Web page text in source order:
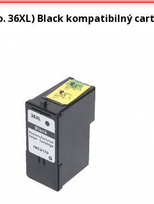
36XL) Black kompatibilný